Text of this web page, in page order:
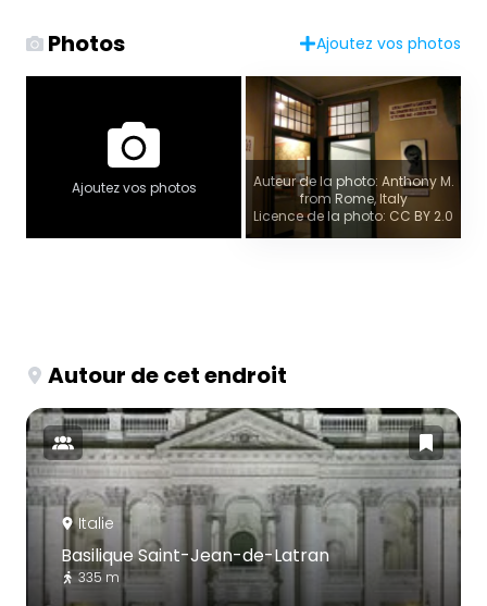
Photos Ajoutez vos photos
Ajoutez vos photos
Auteur de la photo: Anthony M.
from Rome, Italy
Licence de la photo: CC BY 2.0
Autour de cet endroit
Italie
Basilique Saint-Jean-de-Latran
335 m